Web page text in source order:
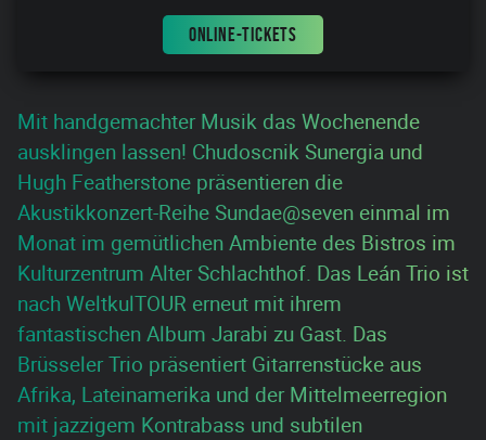
ONLINE-TICKETS
Mit handgemachter Musik das Wochenende
ausklingen lassen! Chudoscnik Sunergia und
Hugh Featherstone präsentieren die
Akustikkonzert-Reihe Sundae@seven einmal im
Monat im gemütlichen Ambiente des Bistros im
Kulturzentrum Alter Schlachthof. Das Leán Trio ist
nach WeltkulTOUR erneut mit ihrem
fantastischen Album Jarabi zu Gast. Das
Brüsseler Trio präsentiert Gitarrenstücke aus
Afrika, Lateinamerika und der Mittelmeerregion
mit jazzigem Kontrabass und subtilen